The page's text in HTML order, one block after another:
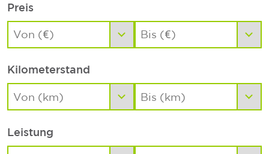
Preis
Kilometerstand
Leistung